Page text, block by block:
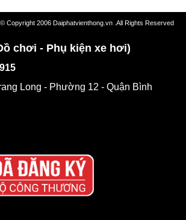
© Copyright 2006 Daiphatvienthong.vn .All Rights Reserved
chơi - Phụ kiện xe hơi)
Long - Phường 12 - Quận Bình